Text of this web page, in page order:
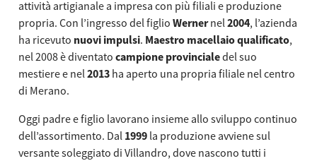
attività artigianale a impresa con più filiali e produzione
propria. Con l’ingresso del figlio Wernernel 2004, l’azienda
ha ricevuto nuovi impulsi. Maestro macellaio qualificato,
nel 2008 è diventato campione provincialedel suo
mestiere e nel 2013 ha aperto una propria filiale nel centro
di Merano.
Oggi padre e figlio lavorano insieme allo sviluppo continuo
dell’assortimento. Dal 1999 la produzione avviene sul
versante soleggiato di Villandro, dove nascono tutti i